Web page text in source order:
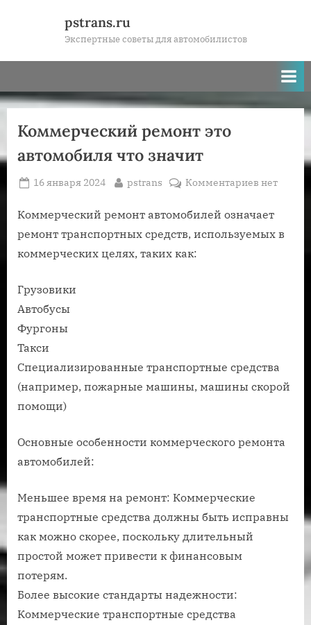
pstrans.ru
Экспертные советы для автомобилистов
Коммерческий ремонт это
автомобиля что значит
Posted
16 января 2024 By
pstrans Комментариевк
ремонт
нет
Коммерческий ремонт автомобилей означает
ремонт транспортных средств, используемых в
коммерческих целях, таких как:
Грузовики
Автобусы
Фургоны
Такси
Специализированные транспортные средства
(например, пожарные машины, машины скорой
помощи)
Основные особенности коммерческого ремонта
автомобилей:
Меньшее время на ремонт: Коммерческие
транспортные средства должны быть исправны
как можно скорее, поскольку длительный
простой может привести к финансовым
потерям.
Более высокие стандарты надежности:
Коммерческие транспортные средства